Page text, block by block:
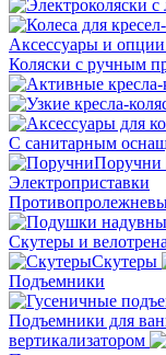
Аксессуары и
Коляски с ручным
С санитарным
Поручни
Электроприставки
Скутеры и
Скутеры
Подъемники
Подъемники для
вертикализатором